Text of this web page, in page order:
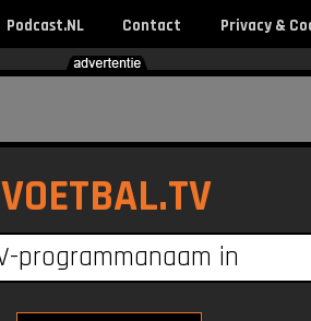
Podcast.NL Contact Privacy &
VOETBAL.TV